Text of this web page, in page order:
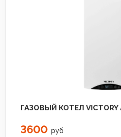
ГАЗОВЫЙ КОТЕЛ VICTORY
3600 руб